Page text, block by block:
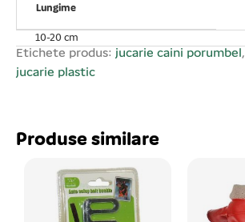
animalului de companie.
Lungime
10-20 cm
Etichete produs: jucarie caini porumbel,
jucarie plastic
Produse similare